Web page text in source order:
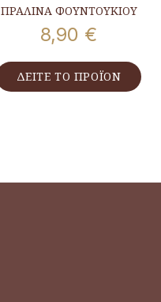
ΠΡΑΛΙΝΑ ΦΟΥΝΤΟΥΚΙΟΥ
8,90 €
ΔΕΙΤΕ ΤΟ ΠΡΟΪΟΝ